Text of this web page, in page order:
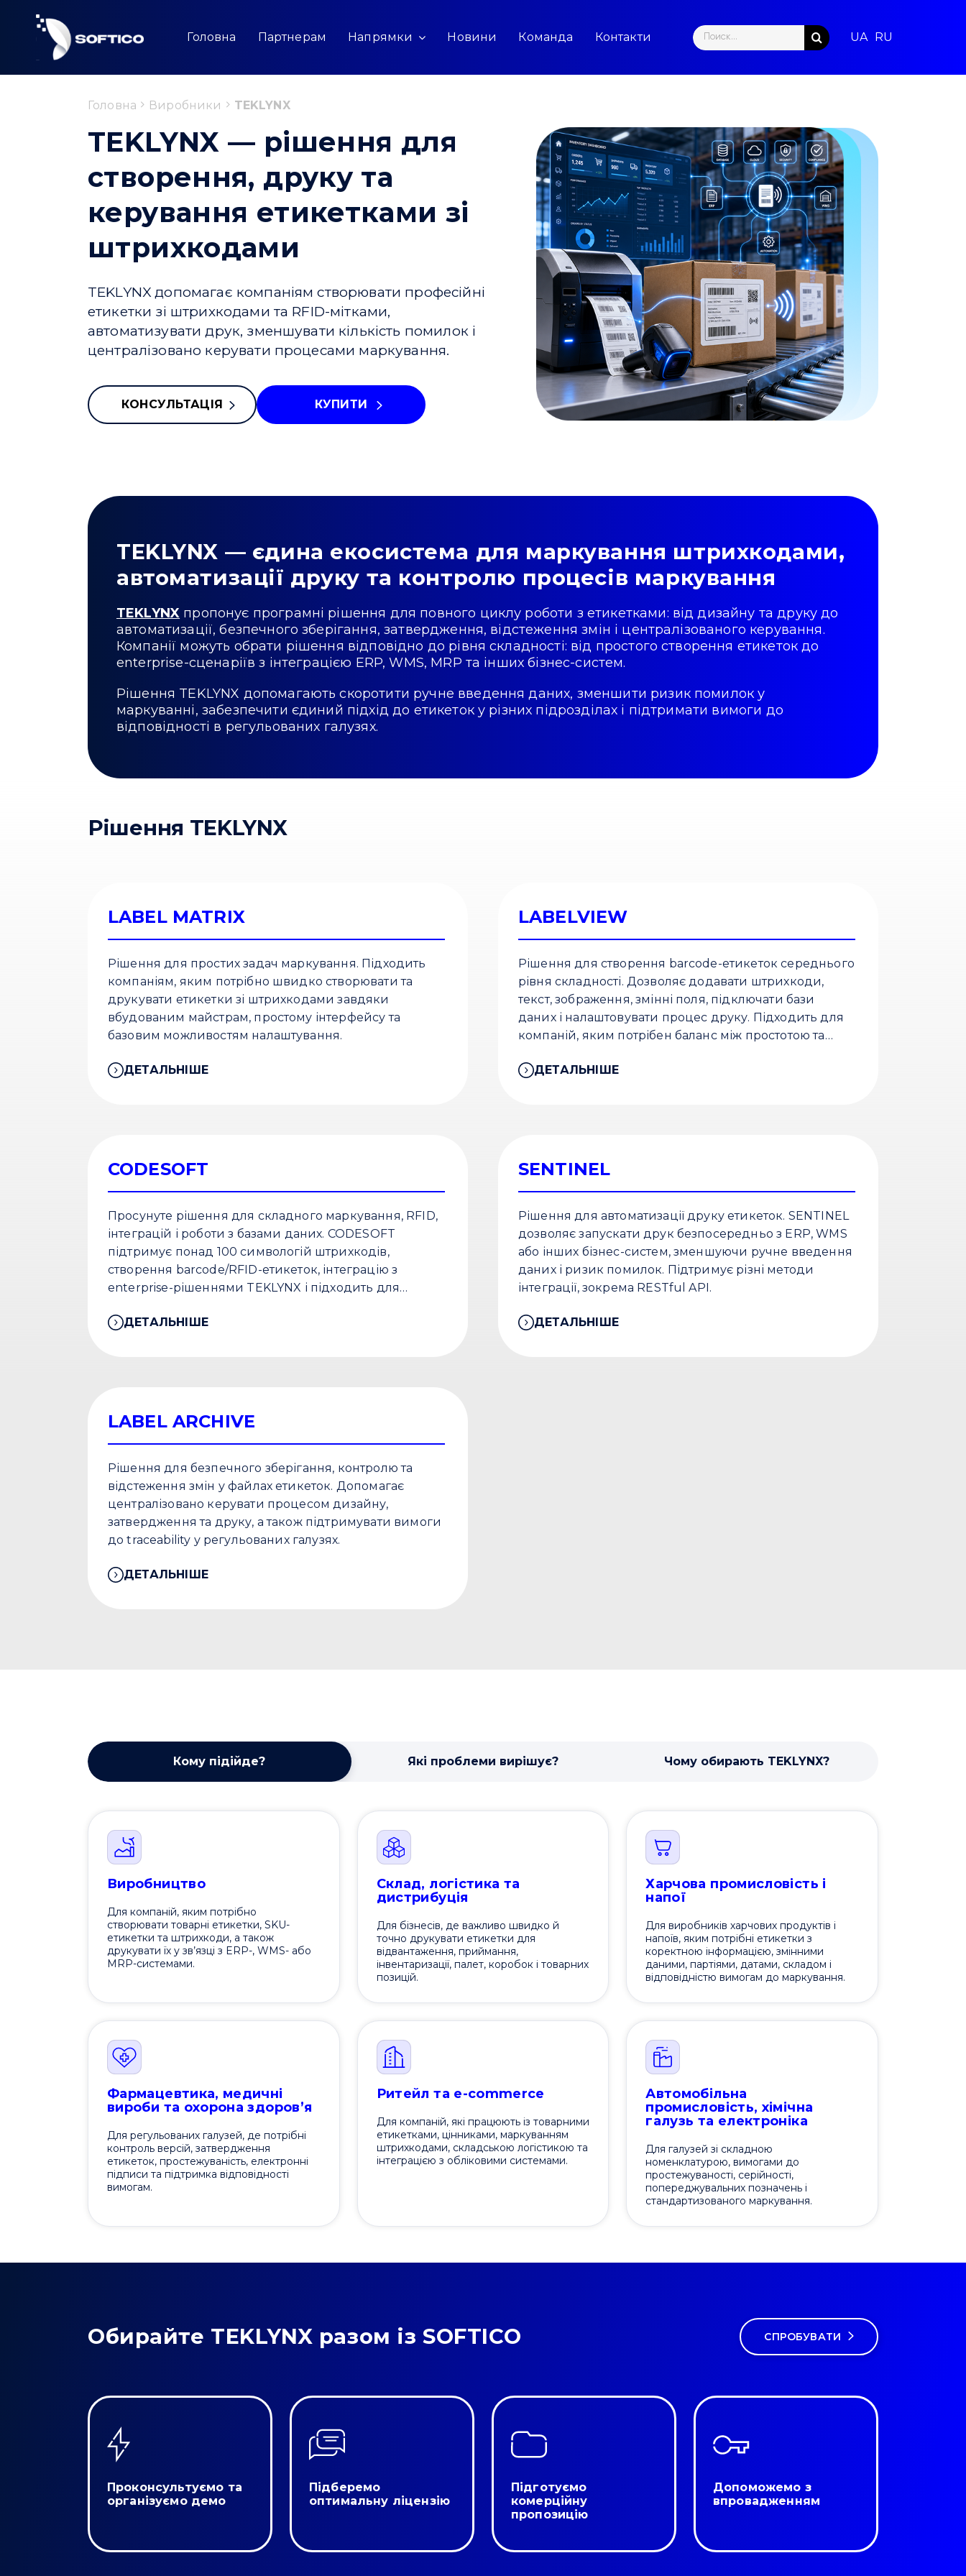
content
Головна Партнерам Напрямки Новини Команда Контакти
Search
for:
Головна Виробники TEKLYNX
TEKLYNX — рішення для
створення, друку та
керування етикетками зі
штрихкодами
TEKLYNX допомагає компаніям створювати професійні
етикетки зі штрихкодами та RFID-мітками,
автоматизувати друк, зменшувати кількість помилок і
централізовано керувати процесами маркування.
КОНСУЛЬТАЦІЯ КУПИТИ
TEKLYNX — єдина екосистема для маркування штрихкодами,
автоматизації друку та контролю процесів маркування
TEKLYNX пропонує програмні рішення для повного циклу роботи з етикетками: від дизайну та друку до
автоматизації, безпечного зберігання, затвердження, відстеження змін і централізованого керування.
Компанії можуть обрати рішення відповідно до рівня складності: від простого створення етикеток до
enterprise-сценаріїв з інтеграцією ERP, WMS, MRP та інших бізнес-систем.
Рішення TEKLYNX допомагають скоротити ручне введення даних, зменшити ризик помилок у
маркуванні, забезпечити єдиний підхід до етикеток у різних підрозділах і підтримати вимоги до
відповідності в регульованих галузях.
Рішення TEKLYNX
LABEL MATRIX
Рішення для простих задач маркування. Підходить
компаніям, яким потрібно швидко створювати та
друкувати етикетки зі штрихкодами завдяки
вбудованим майстрам, простому інтерфейсу та
базовим можливостям налаштування.
ДЕТАЛЬНІШЕ
LABELVIEW
Рішення для створення barcode-етикеток середнього
рівня складності. Дозволяє додавати штрихкоди,
текст, зображення, змінні поля, підключати бази
даних і налаштовувати процес друку. Підходить для
компаній, яким потрібен баланс між простотою та
ДЕТАЛЬНІШЕ
CODESOFT
Просунуте рішення для складного маркування, RFID,
інтеграцій і роботи з базами даних. CODESOFT
підтримує понад 100 символогій штрихкодів,
створення barcode/RFID-етикеток, інтеграцію з
enterprise-рішеннями TEKLYNX і підходить для
ДЕТАЛЬНІШЕ
SENTINEL
Рішення для автоматизації друку етикеток. SENTINEL
дозволяє запускати друк безпосередньо з ERP, WMS
або інших бізнес-систем, зменшуючи ручне введення
даних і ризик помилок. Підтримує різні методи
інтеграції, зокрема RESTful API.
ДЕТАЛЬНІШЕ
LABEL ARCHIVE
Рішення для безпечного зберігання, контролю та
відстеження змін у файлах етикеток. Допомагає
централізовано керувати процесом дизайну,
затвердження та друку, а також підтримувати вимоги
до traceability у регульованих галузях.
ДЕТАЛЬНІШЕ
Кому підійде? Які проблеми вирішує? Чому обирають TEKLYNX?
Виробництво
Для компаній, яким потрібно
створювати товарні етикетки, SKU-
етикетки та штрихкоди, а також
друкувати їх у зв’язці з ERP-, WMS- або
MRP-системами.
Склад, логістика та
дистрибуція
Для бізнесів, де важливо швидко й
точно друкувати етикетки для
відвантаження, приймання,
інвентаризації, палет, коробок і товарних
позицій.
Харчова промисловість і
напої
Для виробників харчових продуктів і
напоїв, яким потрібні етикетки з
коректною інформацією, змінними
даними, партіями, датами, складом і
відповідністю вимогам до маркування.
Фармацевтика, медичні
вироби та охорона здоров’я
Для регульованих галузей, де потрібні
контроль версій, затвердження
етикеток, простежуваність, електронні
підписи та підтримка відповідності
вимогам.
Ритейл та e-commerce
Для компаній, які працюють із товарними
етикетками, цінниками, маркуванням
штрихкодами, складською логістикою та
інтеграцією з обліковими системами.
Автомобільна
промисловість, хімічна
галузь та електроніка
Для галузей зі складною
номенклатурою, вимогами до
простежуваності, серійності,
попереджувальних позначень і
стандартизованого маркування.
Обирайте TEKLYNX разом із SOFTICO СПРОБУВАТИ
Проконсультуємо та
організуємо демо
Підберемо
оптимальну ліцензію
Підготуємо
комерційну
пропозицію
Допоможемо з
впровадженням